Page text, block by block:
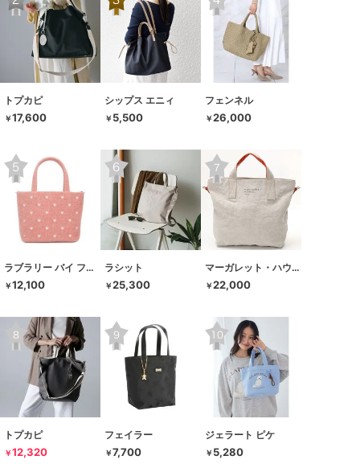
トプカピ
￥17,600
シップス エニィ
￥ 5,500
フェンネル
￥26,000
ラブラリー バイ フェイラー
￥12,100
ラシット
￥25,300
マーガレット・ハウエル アイデア
￥22,000
トプカピ
￥12,320
フェイラー
￥7,700
ジェラート ピケ
￥ 5,280